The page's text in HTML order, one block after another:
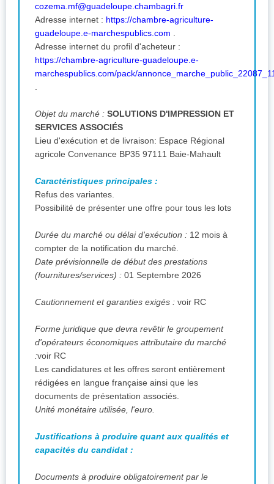
cozema.mf@guadeloupe.chambagri.fr
Adresse internet : https://chambre-agriculture-
guadeloupe.e-marchespublics.com
Adresse internet du profil d'acheteur :
https://chambre-agriculture-guadeloupe.e-
marchespublics.com/pack/
Objet du marché : SOLUTIONS D'IMPRESSION ET
SERVICES ASSOCIÉS
Lieu d'exécution et de livraison: Espace Régional
agricole Convenance BP35 97111 Baie-Mahault
Caractéristiques principales :
Refus des variantes.
Possibilité de présenter une offre pour tous les lots
Durée du marché ou délai d'exécution : 12 mois à
compter de la notification du marché.
Date prévisionnelle de début des prestations
(fournitures/services) : 01 Septembre 2026
Cautionnement et garanties exigés : voir RC
Forme juridique que devra revêtir le groupement
d'opérateurs économiques attributaire du marché
:voir RC
Les candidatures et les offres seront entièrement
rédigées en langue française ainsi que les
documents de présentation associés.
Unité monétaire utilisée, l'euro.
Justifications à produire quant aux qualités et
capacités du candidat :
Documents à produire obligatoirement par le